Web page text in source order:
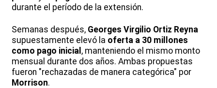
durante el período de la extensión.
Semanas después, Georges Virgilio Ortiz Reyna
supuestamente elevó la oferta a 30 millones
como pago inicial , manteniendo el mismo monto
mensual durante dos años. Ambas propuestas
fueron "rechazadas de manera categórica" por
Morrison.